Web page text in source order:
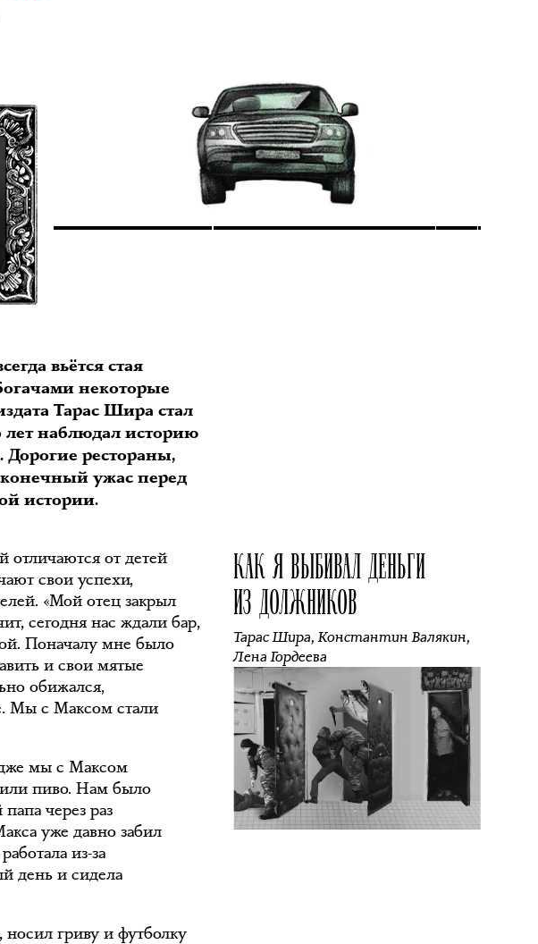
вьётся стая
некоторые
Тарас Шира стал
лет наблюдал историю
рестораны,
ужас перед
истории.
отличаются от детей
свои успехи,
«Мой отец закрыл
сегодня нас ждали бар,
Поначалу мне было
и свои мятые
обижался,
Мы с Максом стали
мы с Максом
пиво. Нам было
через раз
уже давно забил
из-за
день и сидела
гриву и футболку
КАК Я ВЫБИВАЛ ДЕНЬГИ
ИЗ ДОЛЖНИКОВ
Тарас Шира,Константин Валякин,
Лена Гордеева